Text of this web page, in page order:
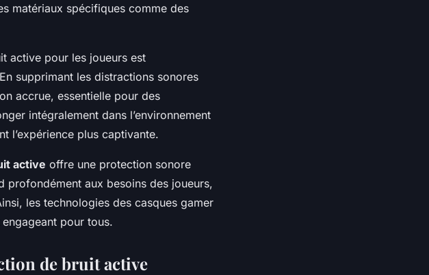
matériaux spécifiques comme des
active pour les joueurs est
supprimant les distractions sonores
accrue, essentielle pour des
intégralement dans l’environnement
l’expérience plus captivante.
active offre une protection sonore
profondément aux besoins des joueurs,
les technologies des casques gamer
pour tous.
de bruit active